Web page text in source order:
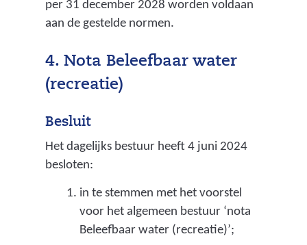
z
e
n
g
s
per 31 december 2028 worden voldaan
aan de gestelde normen.
4. Nota Beleefbaar water
(recreatie)
Besluit
Het dagelijks bestuur heeft 4 juni 2024
besloten:
in te stemmen met het voorstel
voor het algemeen bestuur ‘nota
Beleefbaar water (recreatie)’;